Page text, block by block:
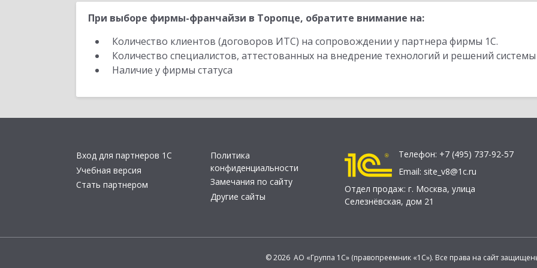
При выборе фирмы-франчайзи в Торопце, обратите внимание на:
Количество клиентов (договоров ИТС) на сопровождении у партнера фирмы 1С.
Количество специалистов, аттестованных на внедрение технологий и решений
Наличие у фирмы статуса
Вход для партнеров 1С
Учебная версия
Стать партнером
Политика
конфиденциальности
Замечания по сайту
Другие сайты
Телефон: +7 (495) 737-92-57
Email: site_v8@1c.ru
Отдел продаж: г. Москва, улица
Селезнёвская, дом 21
© 2026 АО «Группа 1С» (правопреемник «1С»). Все права на сайт